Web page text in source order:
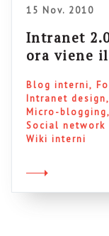
15 Nov. 2010
Intranet
ora viene
Blog interni
Intranet design
Micro-blogging
Social network
Wiki interni